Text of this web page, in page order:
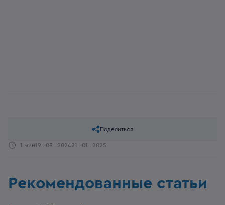
1 мин19 . 08 . 202421 . 01 . 2025
Поделиться
Рекомендованные статьи